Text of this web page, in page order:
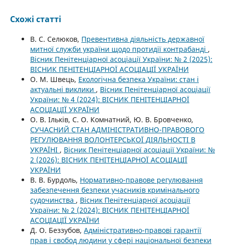
Схожі статті
В. С. Селюков, Превентивна діяльність державної
митної служби україни щодо протидії контрабанді ,
Вісник Пенітенціарної асоціації України: № 2 (2025):
ВІСНИК ПЕНІТЕНЦІАРНОЇ АСОЦІАЦІЇ УКРАЇНИ
О. М. Швець, Екологічна безпека України: стан і
актуальні виклики , Вісник Пенітенціарної асоціації
України: № 4 (2024): ВІСНИК ПЕНІТЕНЦІАРНОЇ
АСОЦІАЦІЇ УКРАЇНИ
О. В. Ільків, С. О. Комнатний, Ю. В. Бровченко,
СУЧАСНИЙ СТАН АДМІНІСТРАТИВНО-ПРАВОВОГО
РЕГУЛЮВАННЯ ВОЛОНТЕРСЬКОЇ ДІЯЛЬНОСТІ В
УКРАЇНІ , Вісник Пенітенціарної асоціації України: №
2 (2026): ВІСНИК ПЕНІТЕНЦІАРНОЇ АСОЦІАЦІЇ
УКРАЇНИ
В. В. Бурдоль, Нормативно-правове регулювання
забезпечення безпеки учасників кримінального
судочинства , Вісник Пенітенціарної асоціації
України: № 2 (2024): ВІСНИК ПЕНІТЕНЦІАРНОЇ
АСОЦІАЦІЇ УКРАЇНИ
Д. О. Беззубов, Адміністративно-правові гарантії
прав і свобод людини у сфері національної безпеки